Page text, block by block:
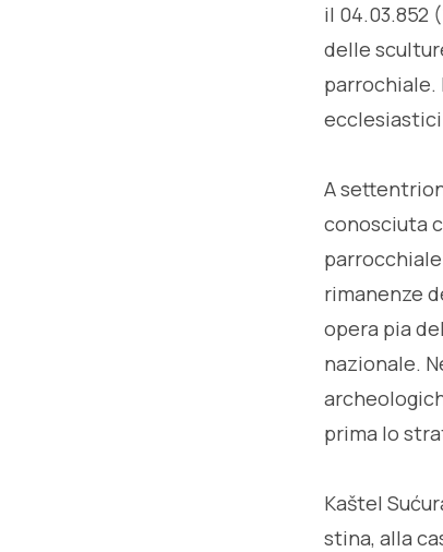
il 04.03.852
delle
parrochiale.
A
conosciuta
rimanenze
opera pia
nazionale.
prima lo
Kaštel
stina, alla